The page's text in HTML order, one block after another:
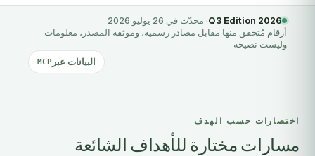
2026 Q3 Edition
· محدّث في 26 يوليو 2026
أرقام مُتحقق منها مقابل مصادر رسمية، وموثقة المصدر، معلومات
وليست نصيحة
البيانات عبر MCP
اختصارات حسب الهدف
مسارات مختارة للأهداف الشائعة